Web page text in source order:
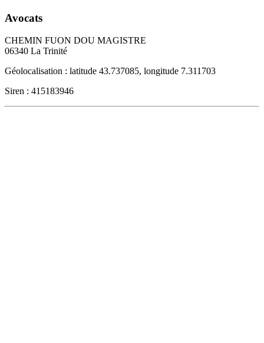
Avocats
CHEMIN FUON DOU MAGISTRE
06340 La Trinité
Géolocalisation : latitude 43.737085, longitude 7.311703
Siren : 415183946